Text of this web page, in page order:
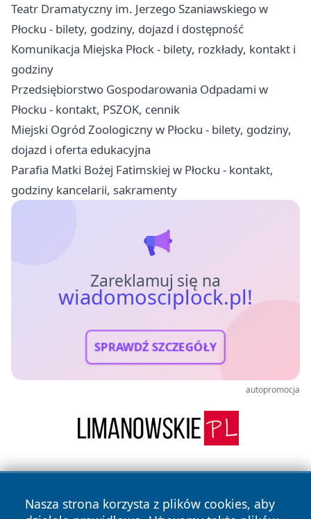
Teatr Dramatyczny im. Jerzego Szaniawskiego w
Płocku - bilety, godziny, dojazd i dostępność
Komunikacja Miejska Płock - bilety, rozkłady, kontakt i
godziny
Przedsiębiorstwo Gospodarowania Odpadami w
Płocku - kontakt, PSZOK, cennik
Miejski Ogród Zoologiczny w Płocku - bilety, godziny,
dojazd i oferta edukacyjna
Parafia Matki Bożej Fatimskiej w Płocku - kontakt,
godziny kancelarii, sakramenty
Zareklamuj się na
wiadomosciplock.pl!
SPRAWDŹ SZCZEGÓŁY
autopromocja
Nasza strona korzysta z plików cookies, aby